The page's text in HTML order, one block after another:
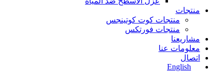
منتجات
منتجات كوت كوتينجس
منتجات فورتكس
مشاريعنا
معلومات عنا
اتصال
English